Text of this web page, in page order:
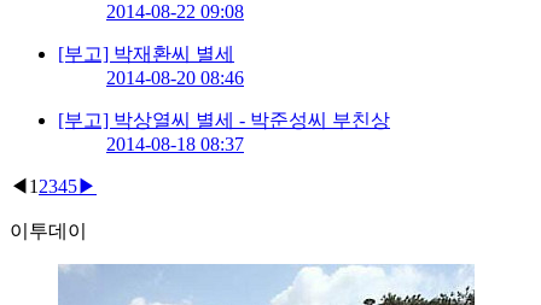
2014-08-22 09:08
[부고] 박재환씨 별세
2014-08-20 08:46
[부고] 박상열씨 별세 - 박준성씨 부친상
2014-08-18 08:37
◀ 1 2345▶
이투데이